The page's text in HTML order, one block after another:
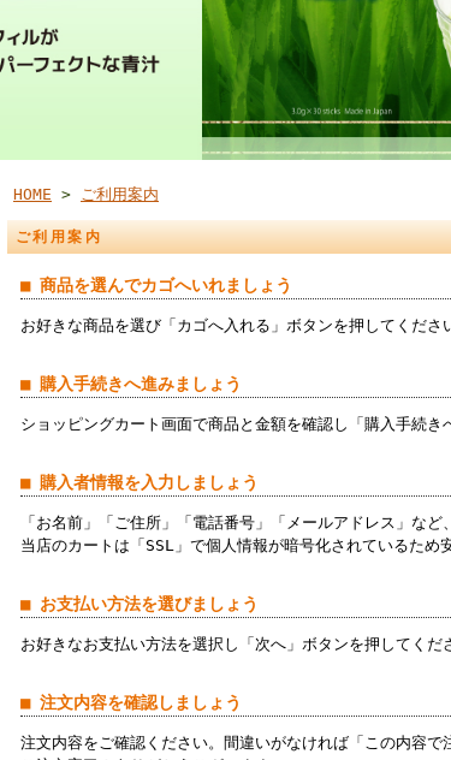
HOME > ご利用案内
ご利用案内
■ 商品を選んでカゴへいれましょう
お好きな商品を選び「カゴへ入れる」ボタンを押してくださ
■ 購入手続きへ進みましょう
ショッピングカート画面で商品と金額を確認し「購入手続き
■ 購入者情報を入力しましょう
「お名前」「ご住所」「電話番号」「メールアドレス」な
当店のカートは「SSL」で個人情報が暗号化されているため
■ お支払い方法を選びましょう
お好きなお支払い方法を選択し「次へ」ボタンを押してくだ
■ 注文内容を確認しましょう
注文内容をご確認ください。間違いがなければ「この内容で